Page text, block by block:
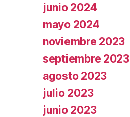
junio 2024
mayo 2024
noviembre 2023
septiembre 2023
agosto 2023
julio 2023
junio 2023